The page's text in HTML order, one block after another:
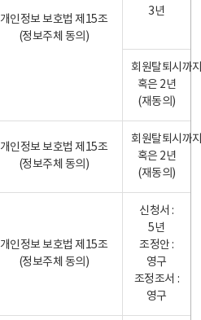
개인정보 보호법 제15조
(정보주체 동의)
3년
회원탈퇴시까
혹은 2년
(재동의)
개인정보 보호법 제15조
(정보주체 동의)
회원탈퇴시까
혹은 2년
(재동의)
개인정보 보호법 제15조
(정보주체 동의)
신청서 :
5년
조정안 :
영구
조정조서 :
영구